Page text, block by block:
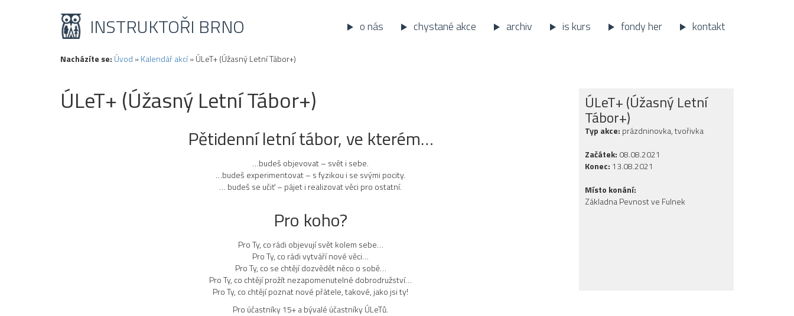
INSTRUKTOŘI BRNO o nás chystané akce archiv is kurs fondy her kontakt
Nacházíte se: Úvod »Kalendář akcí»ÚLeT+ (Úžasný Letní Tábor+)
ÚLeT+ (Úžasný Letní Tábor+)
Pětidenní letní tábor, ve kterém…
…budeš objevovat – svět i sebe.
…budeš experimentovat – s fyzikou i se svými pocity.
… budeš se učiť – pájet i realizovat věci pro ostatní.
Pro koho?
Pro Ty, co rádi objevují svět kolem sebe…
Pro Ty, co rádi vytváří nové věci…
Pro Ty, co se chtějí dozvědět něco o sobě…
Pro Ty, co chtějí prožít nezapomenutelné dobrodružství…
Pro Ty, co chtějí poznat nové přátele, takové, jako jsi ty!
Pro účastníky 15+ a bývalé účastníky ÚLeTů.
ÚLeT+ (Úžasný Letní
Tábor+)
Typ akce: prázdninovka, tvořivka
Začátek: 08.08.2021
Konec: 13.08.2021
Místo konání:
Základna Pevnost ve Fulnek